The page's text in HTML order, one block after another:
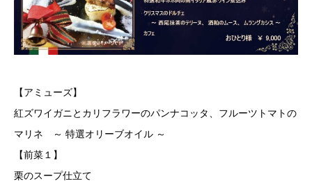
【アミューズ】
紅ズワイガニとカリフラワーのパンナコッタ、フルーツトマトの
マリネ ～ 特選オリーブオイル ～
【前菜１】
栗のスープ仕立て